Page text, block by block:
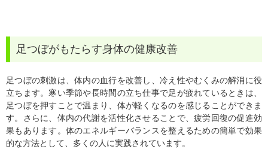
足つぼがもたらす身体の健康改善
足つぼの刺激は、体内の血行を改善し、冷え性やむくみの解消に役
立ちます。寒い季節や長時間の立ち仕事で足が疲れているときは、
足つぼを押すことで温まり、体が軽くなるのを感じることができま
す。さらに、体内の代謝を活性化させることで、疲労回復の促進効
果もあります。体のエネルギーバランスを整えるための簡単で効果
的な方法として、多くの人に実践されています。